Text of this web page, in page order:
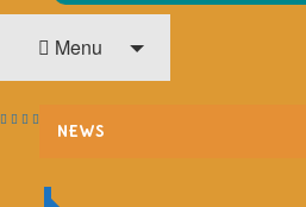
Menu
NEWS